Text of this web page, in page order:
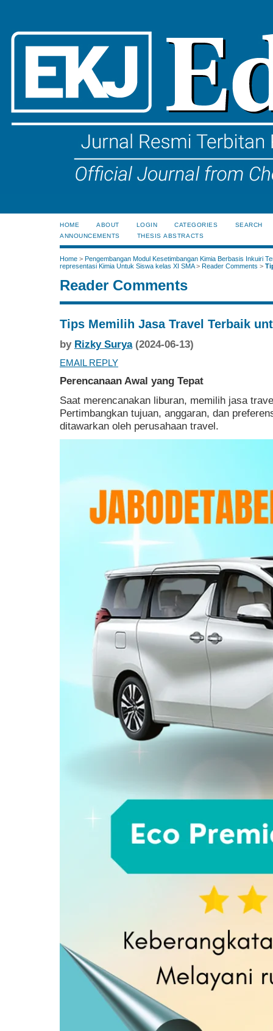
HOME ABOUT LOGIN CATEGORIES
SEARCH
ANNOUNCEMENTS
THESIS ABSTRACTS
Home > Pengembangan Modul Kesetimbangan Kimia Berbasis Inkuiri
representasi Kimia Untuk Siswa kelas XI SMA> Reader Comments >
Reader Comments
Tips Memilih Jasa Travel Terbaik
by Rizky Surya(2024-06-13)
EMAIL REPLY
Perencanaan Awal yang Tepat
Saat merencanakan liburan, memilih jasa
Pertimbangkan tujuan, anggaran, dan
ditawarkan oleh perusahaan travel.